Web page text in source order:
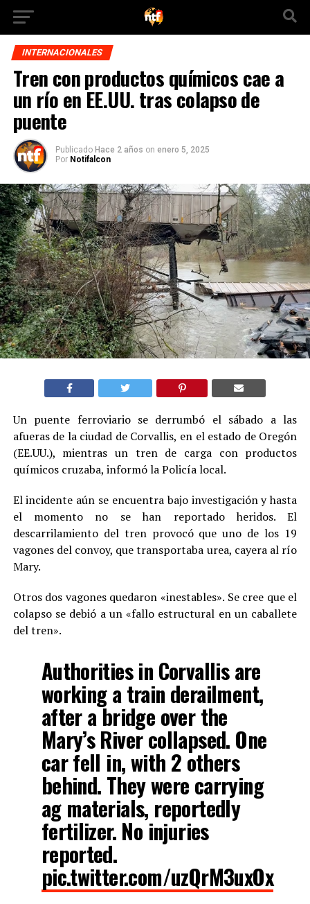
INTERNACIONALES
Tren con productos químicos cae a
un río en EE.UU. tras colapso de
puente
Publicado Hace 2 años on enero 5, 2025
Por Notifalcon
Un puente ferroviario se derrumbó el sábado a las
afueras de la ciudad de Corvallis, en el estado de Oregón
(EE.UU.), mientras un tren de carga con productos
químicos cruzaba, informó la Policía local.
El incidente aún se encuentra bajo investigación y hasta
el momento no se han reportado heridos. El
descarrilamiento del tren provocó que uno de los 19
vagones del convoy, que transportaba urea, cayera al río
Mary.
Otros dos vagones quedaron «inestables». Se cree que el
colapso se debió a un «fallo estructural en un caballete
del tren».
Authorities in Corvallis are
working a train derailment,
after a bridge over the
Mary’s River collapsed. One
car fell in, with 2 others
behind. They were carrying
ag materials, reportedly
fertilizer. No injuries
reported.
pic.twitter.com/uzQrM3uxOx